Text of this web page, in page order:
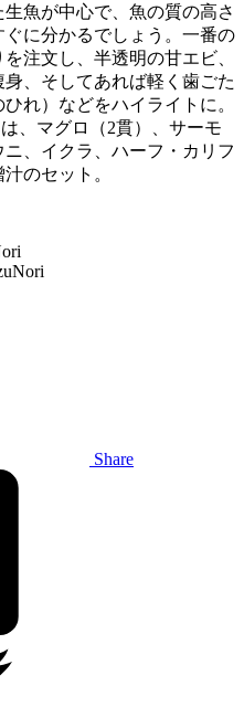
魚が中心で、魚の質の高さ
に分かるでしょう。一番の
注文し、半透明の甘エビ、
、そしてあれば軽く歯ごた
れ）などをハイライトに。
は、マグロ（2貫）、サーモ
、イクラ、ハーフ・カリフ
のセット。
Share